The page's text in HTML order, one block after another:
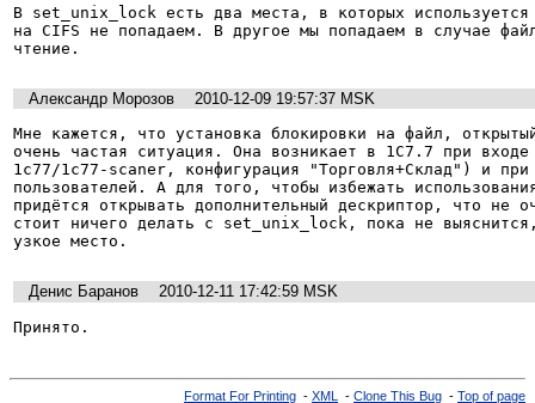
В set_unix_lock есть два места, в которых используется
на CIFS не попадаем. В другое мы попадаем в случае
чтение.
Александр Морозов
2010-12-09 19:57:37 MSK
Мне кажется, что установка блокировки на файл,
очень частая ситуация. Она возникает в 1С7.7 при
1c77/1c77-scaner, конфигурация "Торговля+Склад") и при
пользователей. А для того, чтобы избежать
придётся открывать дополнительный дескриптор, что не
стоит ничего делать с set_unix_lock, пока не
узкое место.
Денис Баранов
2010-12-11 17:42:59 MSK
Принято.
Format For Printing - XML - Clone This Bug - Top of page